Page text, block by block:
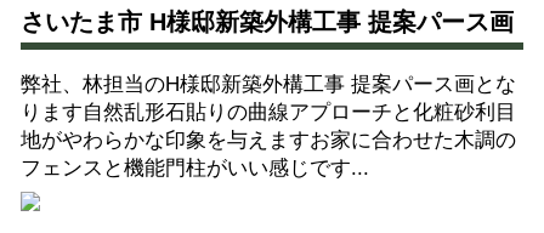
さいたま市 H様邸新築外構工事 提案パース画
弊社、林担当のH様邸新築外構工事 提案パース画とな
ります自然乱形石貼りの曲線アプローチと化粧砂利目
地がやわらかな印象を与えますお家に合わせた木調の
フェンスと機能門柱がいい感じです...